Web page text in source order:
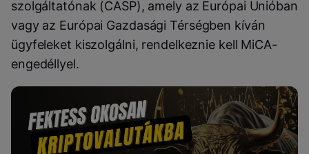
szolgáltatónak (CASP), amely az Európai Unióban
vagy az Európai Gazdasági Térségben kíván
ügyfeleket kiszolgálni, rendelkeznie kell MiCA-
engedéllyel.